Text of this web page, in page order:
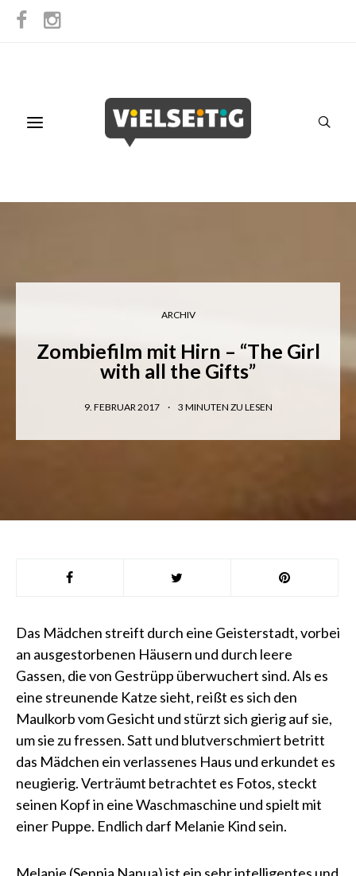
ARCHIV
Zombiefilm mit Hirn – “The Girl
with all the Gifts”
9. FEBRUAR 2017 3 MINUTEN ZU LESEN
Das Mädchen streift durch eine Geisterstadt, vorbei
an ausgestorbenen Häusern und durch leere
Gassen, die von Gestrüpp überwuchert sind. Als es
eine streunende Katze sieht, reißt es sich den
Maulkorb vom Gesicht und stürzt sich gierig auf sie,
um sie zu fressen. Satt und blutverschmiert betritt
das Mädchen ein verlassenes Haus und erkundet es
neugierig. Verträumt betrachtet es Fotos, steckt
seinen Kopf in eine Waschmaschine und spielt mit
einer Puppe. Endlich darf Melanie Kind sein.